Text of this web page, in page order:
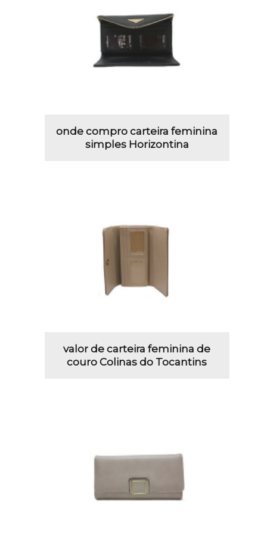
onde compro carteira feminina
simples Horizontina
valor de carteira feminina de
couro Colinas do Tocantins